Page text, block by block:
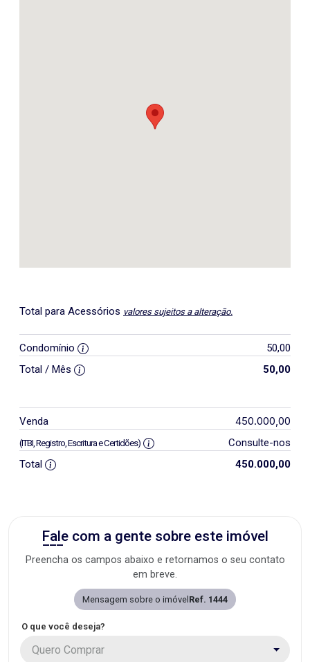
Total para Acessórios valores sujeitos a alteração.
Condomínio
50,00
Total / Mês
50,00
Venda 450.000,00
(ITBI, Registro, Escritura e Certidões)
Consulte-nos
Total
450.000,00
Fale com a gente sobre este imóvel
Preencha os campos abaixo e retornamos o seu contato
em breve.
Mensagem sobre o imóvel Ref. 1444
O que você deseja?
Quero Comprar